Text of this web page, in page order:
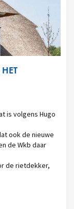
is volgens Hugo
ook de nieuwe
de Wkb daar
de rietdekker,